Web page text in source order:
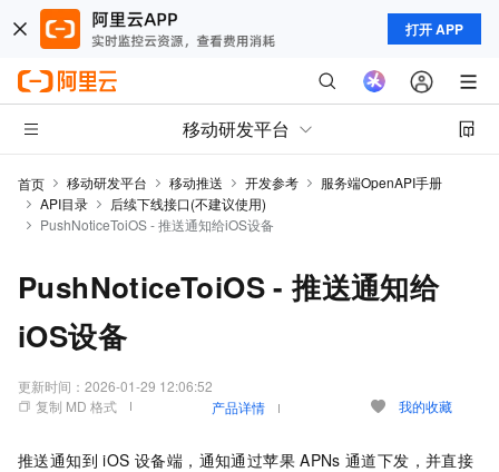
打开 APP
移动研发平台
首页 移动研发平台 移动推送 开发参考
服务端OpenAPI手册
API目录
后续下线接口(不建议使用)
PushNoticeToiOS - 推送通知给iOS设备
PushNoticeToiOS - 推送通知给
iOS设备
更新时间： 2026-01-29 12:06:52
复制 MD 格式
产品详情 我的收藏
推送通知到 iOS 设备端，通知通过苹果 APNs 通道下发，并直接